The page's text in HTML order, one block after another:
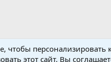
персонализировать
этот сайт, Вы